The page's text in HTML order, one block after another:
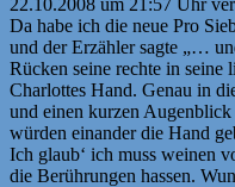
Da habe ich die neue Pro
und der Erzähler sagte „…
Rücken seine rechte in seine
Charlottes Hand. Genau in
und einen kurzen
würden einander die Hand
Ich glaub‘ ich muss weinen
die Berührungen hassen.